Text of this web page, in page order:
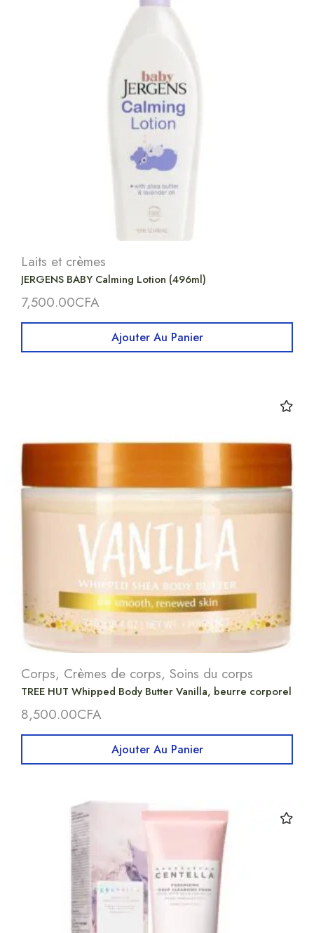
Laits et crèmes
JERGENS BABY Calming Lotion (496ml)
7,500.00CFA
Ajouter Au Panier
Corps, Crèmes de corps, Soins du corps
TREE HUT Whipped Body Butter Vanilla, beurre corporel
8,500.00CFA
Ajouter Au Panier